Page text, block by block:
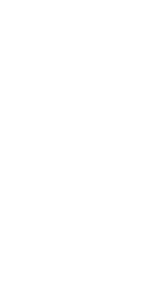
漆、PVC面用免打
案，提供化学品定制
为已任，致力于推行
安全、健康及环保方
测标准，以给客户最